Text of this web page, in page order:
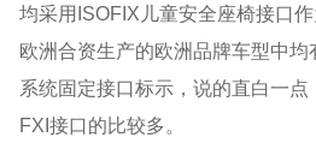
均采用ISOFIX儿童安全座椅接口
欧洲合资生产的欧洲品牌车型中
系统固定接口标示，说的直白一
FXI接口的比较多。